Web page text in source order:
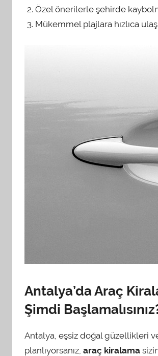
ı
Özel önerilerle şehirde
Mükemmel plajlara hızlıca
Antalya’da Araç
Şimdi
Antalya, eşsiz doğal güzellikleri
planlıyorsanız, araç kiralama